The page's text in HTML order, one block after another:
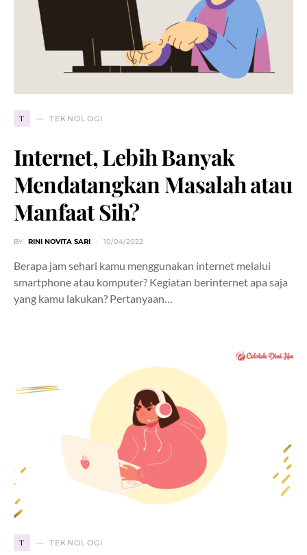
T TEKNOLOGI
Internet, Lebih Banyak
Mendatangkan Masalah atau
Manfaat Sih?
BY RINI NOVITA SARI 10/04/2022
Berapa jam sehari kamu menggunakan internet melalui
smartphone atau komputer? Kegiatan berinternet apa saja
yang kamu lakukan? Pertanyaan…
T TEKNOLOGI